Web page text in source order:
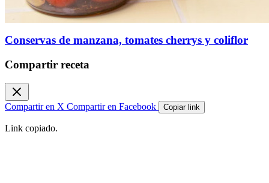
Conservas de manzana, tomates cherrys y coliflor
Compartir receta
Compartir en X Compartir en Facebook Copiar link
Link copiado.